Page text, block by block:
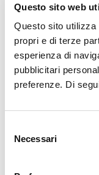
Questo sito web
Questo sito utilizza
propri e di terze
esperienza di
pubblicitari
preferenze. Di
delNecessari
attesa del